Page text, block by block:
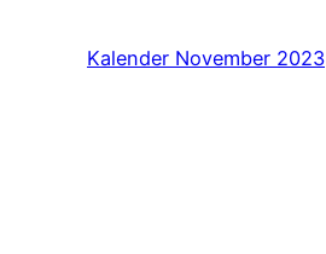
Kalender November 2023